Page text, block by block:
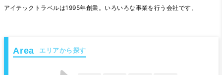
アイテックトラベルは1995年創業。いろいろな事業を行う会社です。
エリアから探す